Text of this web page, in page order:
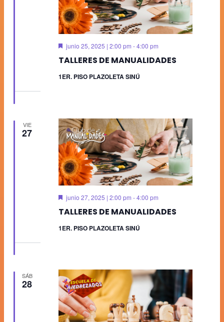
TALLERES DE MANUALIDADES
Destacado
junio 25, 2025 | 2:00 pm -4:00 pm
1ER. PISO PLAZOLETA SINÚ
VIE
27
TALLERES DE MANUALIDADES
Destacado
junio 27, 2025 | 2:00 pm -4:00 pm
1ER. PISO PLAZOLETA SINÚ
SÁB
28